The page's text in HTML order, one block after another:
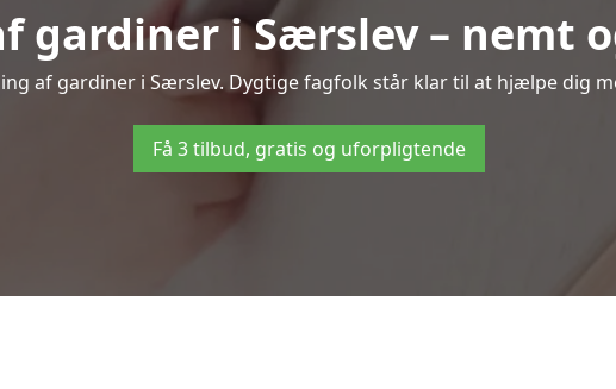
gardiner i Særslev – nemt
af gardiner i Særslev. Dygtige fagfolk står klar til at hjælpe dig
Få 3 tilbud, gratis og uforpligtende